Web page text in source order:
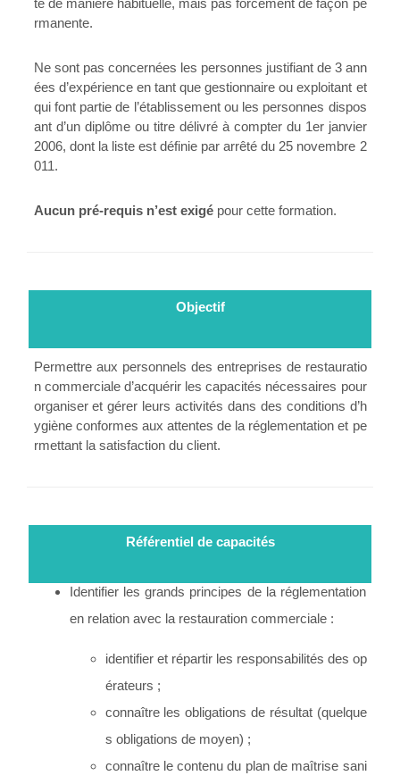
te de manière habituelle, mais pas forcément de façon pe
rmanente.
Ne sont pas concernées les personnes justifiant de 3 ann
ées d’expérience en tant que gestionnaire ou exploitant et
qui font partie de l’établissement ou les personnes dispos
ant d’un diplôme ou titre délivré à compter du 1er janvier
2006, dont la liste est définie par arrêté du 25 novembre 2
011.
Aucun pré-requis n’est exigépour cette formation.
Objectif
Permettre aux personnels des entreprises de restauratio
n commerciale d’acquérir les capacités nécessaires pour
organiser et gérer leurs activités dans des conditions d’h
ygiène conformes aux attentes de la réglementation et pe
rmettant la satisfaction du client.
Référentiel de capacités
Identifier les grands principes de la réglementation
en relation avec la restauration commerciale :
identifier et répartir les responsabilités des op
érateurs ;
connaître les obligations de résultat (quelque
s obligations de moyen) ;
connaître le contenu du plan de maîtrise sani